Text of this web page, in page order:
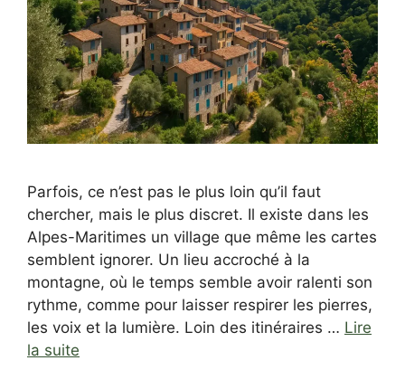
Parfois, ce n’est pas le plus loin qu’il faut
chercher, mais le plus discret. Il existe dans les
Alpes-Maritimes un village que même les cartes
semblent ignorer. Un lieu accroché à la
montagne, où le temps semble avoir ralenti son
rythme, comme pour laisser respirer les pierres,
les voix et la lumière. Loin des itinéraires … Lire
la suite